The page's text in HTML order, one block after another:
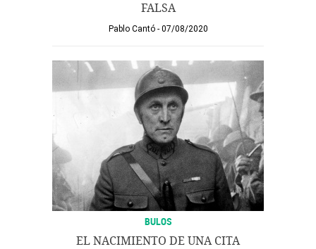
FALSA
Pablo Cantó 07/08/2020
BULOS
EL NACIMIENTO DE UNA CITA